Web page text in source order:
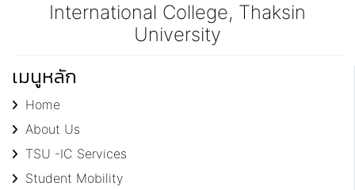
International College, Thaksin
University
เมนูหลัก
Home
About Us
TSU -IC Services
Student Mobility